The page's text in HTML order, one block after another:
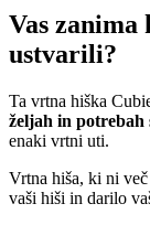
Vas zanima
ustvarili?
Ta vrtna hiška
željah in potrebah
enaki vrtni uti.
Vrtna hiša, ki ni
vaši hiši in darilo